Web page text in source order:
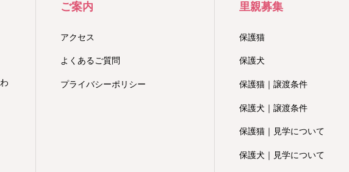
ご案内
アクセス
よくあるご質問
プライバシーポリシー
里親募集
保護猫
保護犬
保護猫｜譲渡条件
保護犬｜譲渡条件
保護猫｜見学について
保護犬｜見学について